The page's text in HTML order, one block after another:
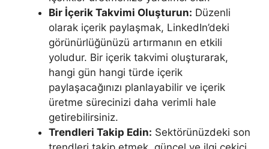
Bir İçerik Takvimi Oluşturun: Düzenli
olarak içerik paylaşmak, LinkedIn’deki
görünürlüğünüzü artırmanın en etkili
yoludur. Bir içerik takvimi oluşturarak,
hangi gün hangi türde içerik
paylaşacağınızı planlayabilir ve içerik
üretme sürecinizi daha verimli hale
getirebilirsiniz.
Trendleri Takip Edin: Sektörünüzdeki son